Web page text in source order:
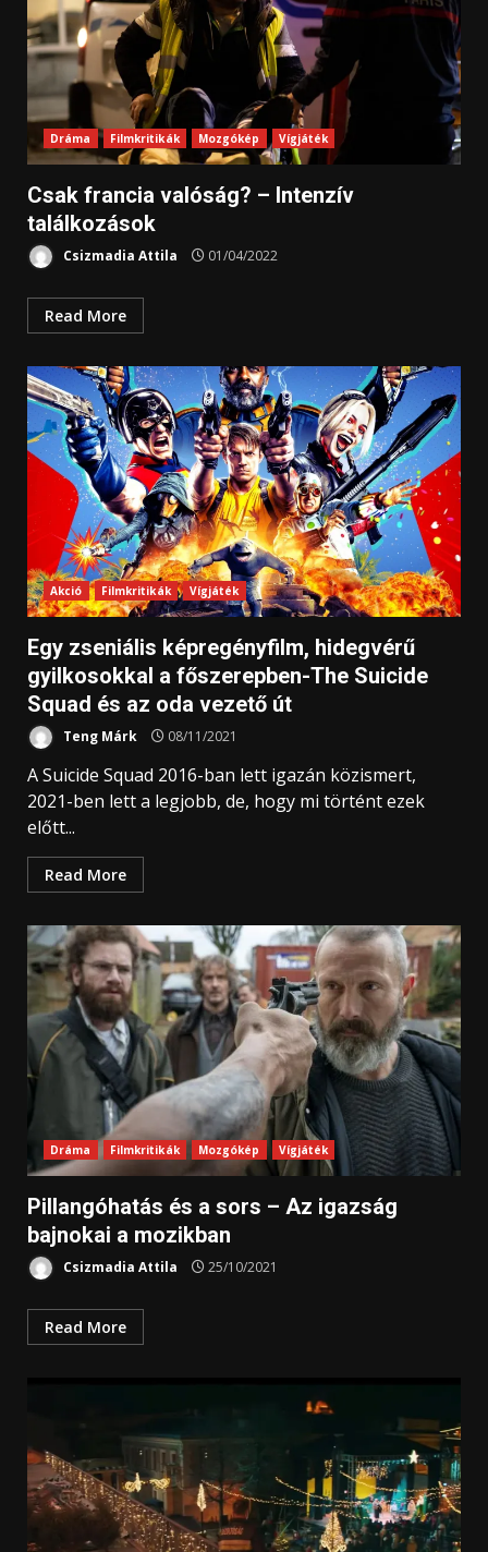
Dráma Filmkritikák Mozgókép Vígjáték
Csak francia valóság? – Intenzív
találkozások
Csizmadia Attila 01/04/2022
Read More
Akció Filmkritikák Vígjáték
Egy zseniális képregényfilm, hidegvérű
gyilkosokkal a főszerepben-The Suicide
Squad és az oda vezető út
Teng Márk 08/11/2021
A Suicide Squad 2016-ban lett igazán közismert,
2021-ben lett a legjobb, de, hogy mi történt ezek
előtt...
Read More
Dráma Filmkritikák Mozgókép Vígjáték
Pillangóhatás és a sors – Az igazság
bajnokai a mozikban
Csizmadia Attila 25/10/2021
Read More